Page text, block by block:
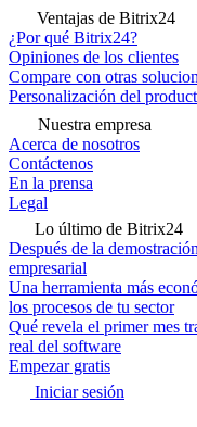
Ventajas de Bitrix24
¿Por qué Bitrix24?
Opiniones de los clientes
Compare con otras
Personalización del
Nuestra empresa
Acerca de nosotros
Contáctenos
En la prensa
Legal
Lo último de Bitrix24
Después de la
empresarial
Una herramienta más
los procesos de tu sector
Qué revela el primer mes
real del software
Empezar gratis
Iniciar sesión